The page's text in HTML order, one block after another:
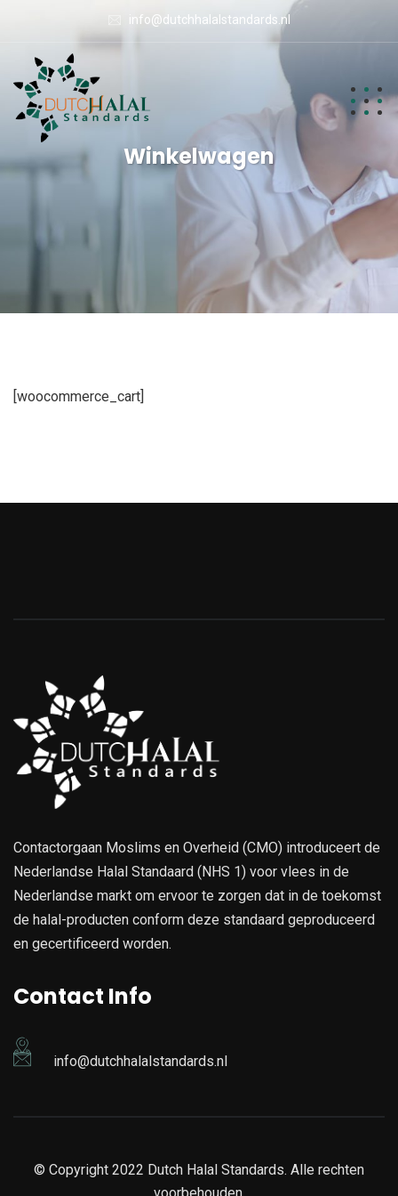
info@dutchhalalstandards.nl
Winkelwagen
[woocommerce_cart]
Contactorgaan Moslims en Overheid (CMO) introduceert de
Nederlandse Halal Standaard (NHS 1) voor vlees in de
Nederlandse markt om ervoor te zorgen dat in de toekomst
de halal-producten conform deze standaard geproduceerd
en gecertificeerd worden.
Contact Info
info@dutchhalalstandards.nl
© Copyright 2022 Dutch Halal Standards. Alle rechten